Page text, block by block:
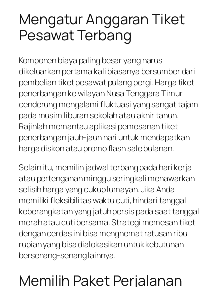
Mengatur Anggaran Tiket
Pesawat Terbang
Komponen biaya paling besar yang harus
dikeluarkan pertama kali biasanya bersumber dari
pembelian tiket pesawat pulang pergi. Harga tiket
penerbangan ke wilayah Nusa Tenggara Timur
cenderung mengalami fluktuasi yang sangat tajam
pada musim liburan sekolah atau akhir tahun.
Rajinlah memantau aplikasi pemesanan tiket
penerbangan jauh-jauh hari untuk mendapatkan
harga diskon atau promo flash sale bulanan.
Selain itu, memilih jadwal terbang pada hari kerja
atau pertengahan minggu seringkali menawarkan
selisih harga yang cukup lumayan. Jika Anda
memiliki fleksibilitas waktu cuti, hindari tanggal
keberangkatan yang jatuh persis pada saat tanggal
merah atau cuti bersama. Strategi memesan tiket
dengan cerdas ini bisa menghemat ratusan ribu
rupiah yang bisa dialokasikan untuk kebutuhan
bersenang-senang lainnya.
Memilih Paket Perjalanan